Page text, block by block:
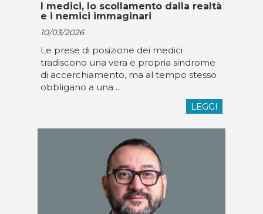
I medici, lo scollamento dalla realtà
e i nemici immaginari
10/03/2026
Le prese di posizione dei medici
tradiscono una vera e propria sindrome
di accerchiamento, ma al tempo stesso
obbligano a una ...
LEGGI